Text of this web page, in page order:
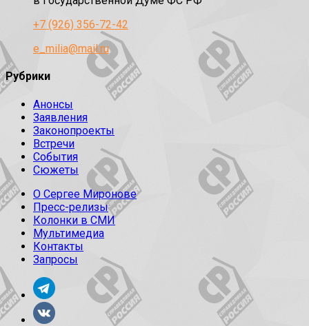
+7 (926) 356-72-42
e_milia@mail.ru
Рубрики
Анонсы
Заявления
Законопроекты
Встречи
События
Сюжеты
О Сергее Миронове
Пресс-релизы
Колонки в СМИ
Мультимедиа
Контакты
Запросы